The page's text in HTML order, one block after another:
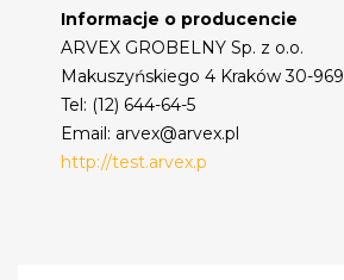
Informacje o producencie
ARVEX GROBELNY Sp. z o.o.
Makuszyńskiego 4 Kraków 30-969
Tel: (12) 644-64-5
Email: arvex@arvex.pl
http://test.arvex.p